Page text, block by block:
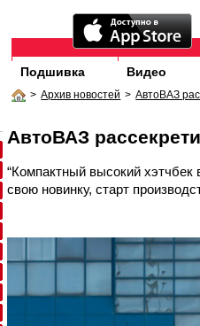
Подшивка Видео
> Архив новостей > АвтоВАЗ
АвтоВАЗ
“Компактный высокий хэтчбек
свою новинку, старт